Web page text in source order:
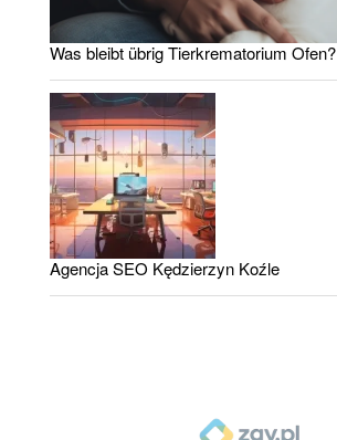
Was bleibt übrig Tierkrematorium Ofen?
Agencja SEO Kędzierzyn Koźle